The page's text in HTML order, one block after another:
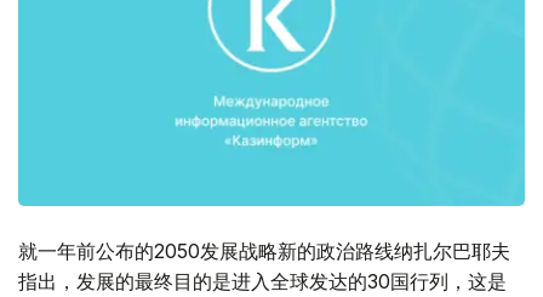
就一年前公布的2050发展战略新的政治路线纳扎尔巴耶夫
指出，发展的最终目的是进入全球发达的30国行列，这是